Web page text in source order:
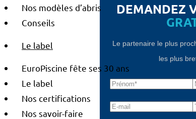
Nos modèles d’abris
Conseils
Le label
EuroPiscine fête ses 30 ans
Le label
Nos certifications
Nos savoir-faire
DEMANDEZ
Le partenaire le plus
les plus